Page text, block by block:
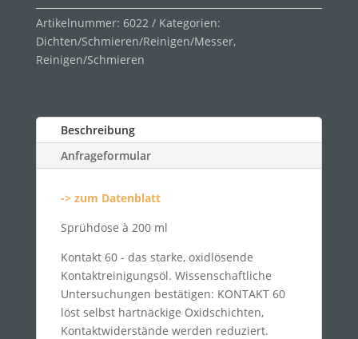
Artikelnummer: 6022
Kategorien:
Dichten/Schmieren/Reinigen/Messer,
Reinigen/Schmieren
Beschreibung
Anfrageformular
-> zum Datenblatt
Sprühdose à 200 ml
Kontakt 60 - das starke, oxidlösende
Kontaktreinigungsöl. Wissenschaftliche
Untersuchungen bestätigen: KONTAKT 60
löst selbst hartnäckige Oxidschichten,
Kontaktwiderstände werden reduziert.